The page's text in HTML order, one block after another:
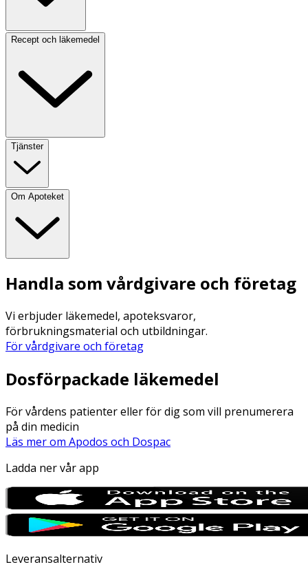
Recept och läkemedel
Tjänster
Om Apoteket
Handla som vårdgivare och företag
Vi erbjuder läkemedel, apoteksvaror,
förbrukningsmaterial och utbildningar.
För vårdgivare och företag
Dosförpackade läkemedel
För vårdens patienter eller för dig som vill prenumerera
på din medicin
Läs mer om Apodos och Dospac
Ladda ner vår app
Leveransalternativ